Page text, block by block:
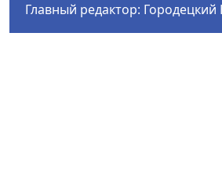
Главный редактор: